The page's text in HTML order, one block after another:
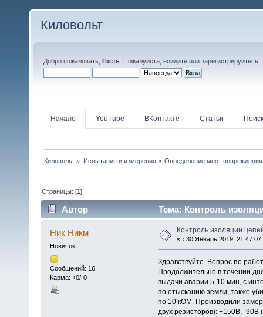
Киловольт
Добро пожаловать, Гость . Пожалуйста, войдите или зарегистрируйтесь
Начало YouTube ВКонтакте Статьи Поиск
Киловольт » Испытания и измерения» Определение мест повреждения
Страницы: [1]
Автор Тема: Контроль
Ник Никм
Новичок
Сообщений: 16
Карма: +0/-0
Контроль изоляции
« : 30 Январь 2019, 21:47:07
Здравствуйте. Вопрос по
Продолжительно в течении
выдачи аварии 5-10 мин, с
по отысканию земли, также
по 10 кОМ. Производили
двух резисторов): +150В, -90В